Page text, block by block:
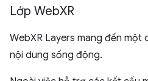
Lớp WebXR
WebXR Layers mang đến một
nội dung sống động.